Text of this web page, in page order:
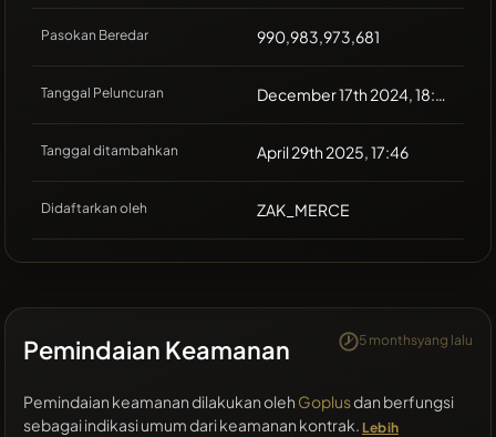
Pasokan Beredar 990,983,973,681
Tanggal Peluncuran December 17th 2024, 18:00
Tanggal ditambahkan April 29th 2025, 17:46
Didaftarkan oleh ZAK_MERCE
Pemindaian Keamanan 5 monthsyang lalu
Pemindaian keamanan dilakukan oleh Goplusdan berfungsi
sebagai indikasi umum dari keamanan kontrak. Lebih